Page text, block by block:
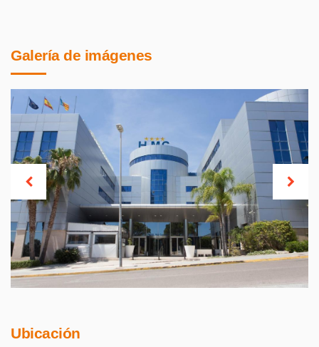
Galería de imágenes
Ubicación